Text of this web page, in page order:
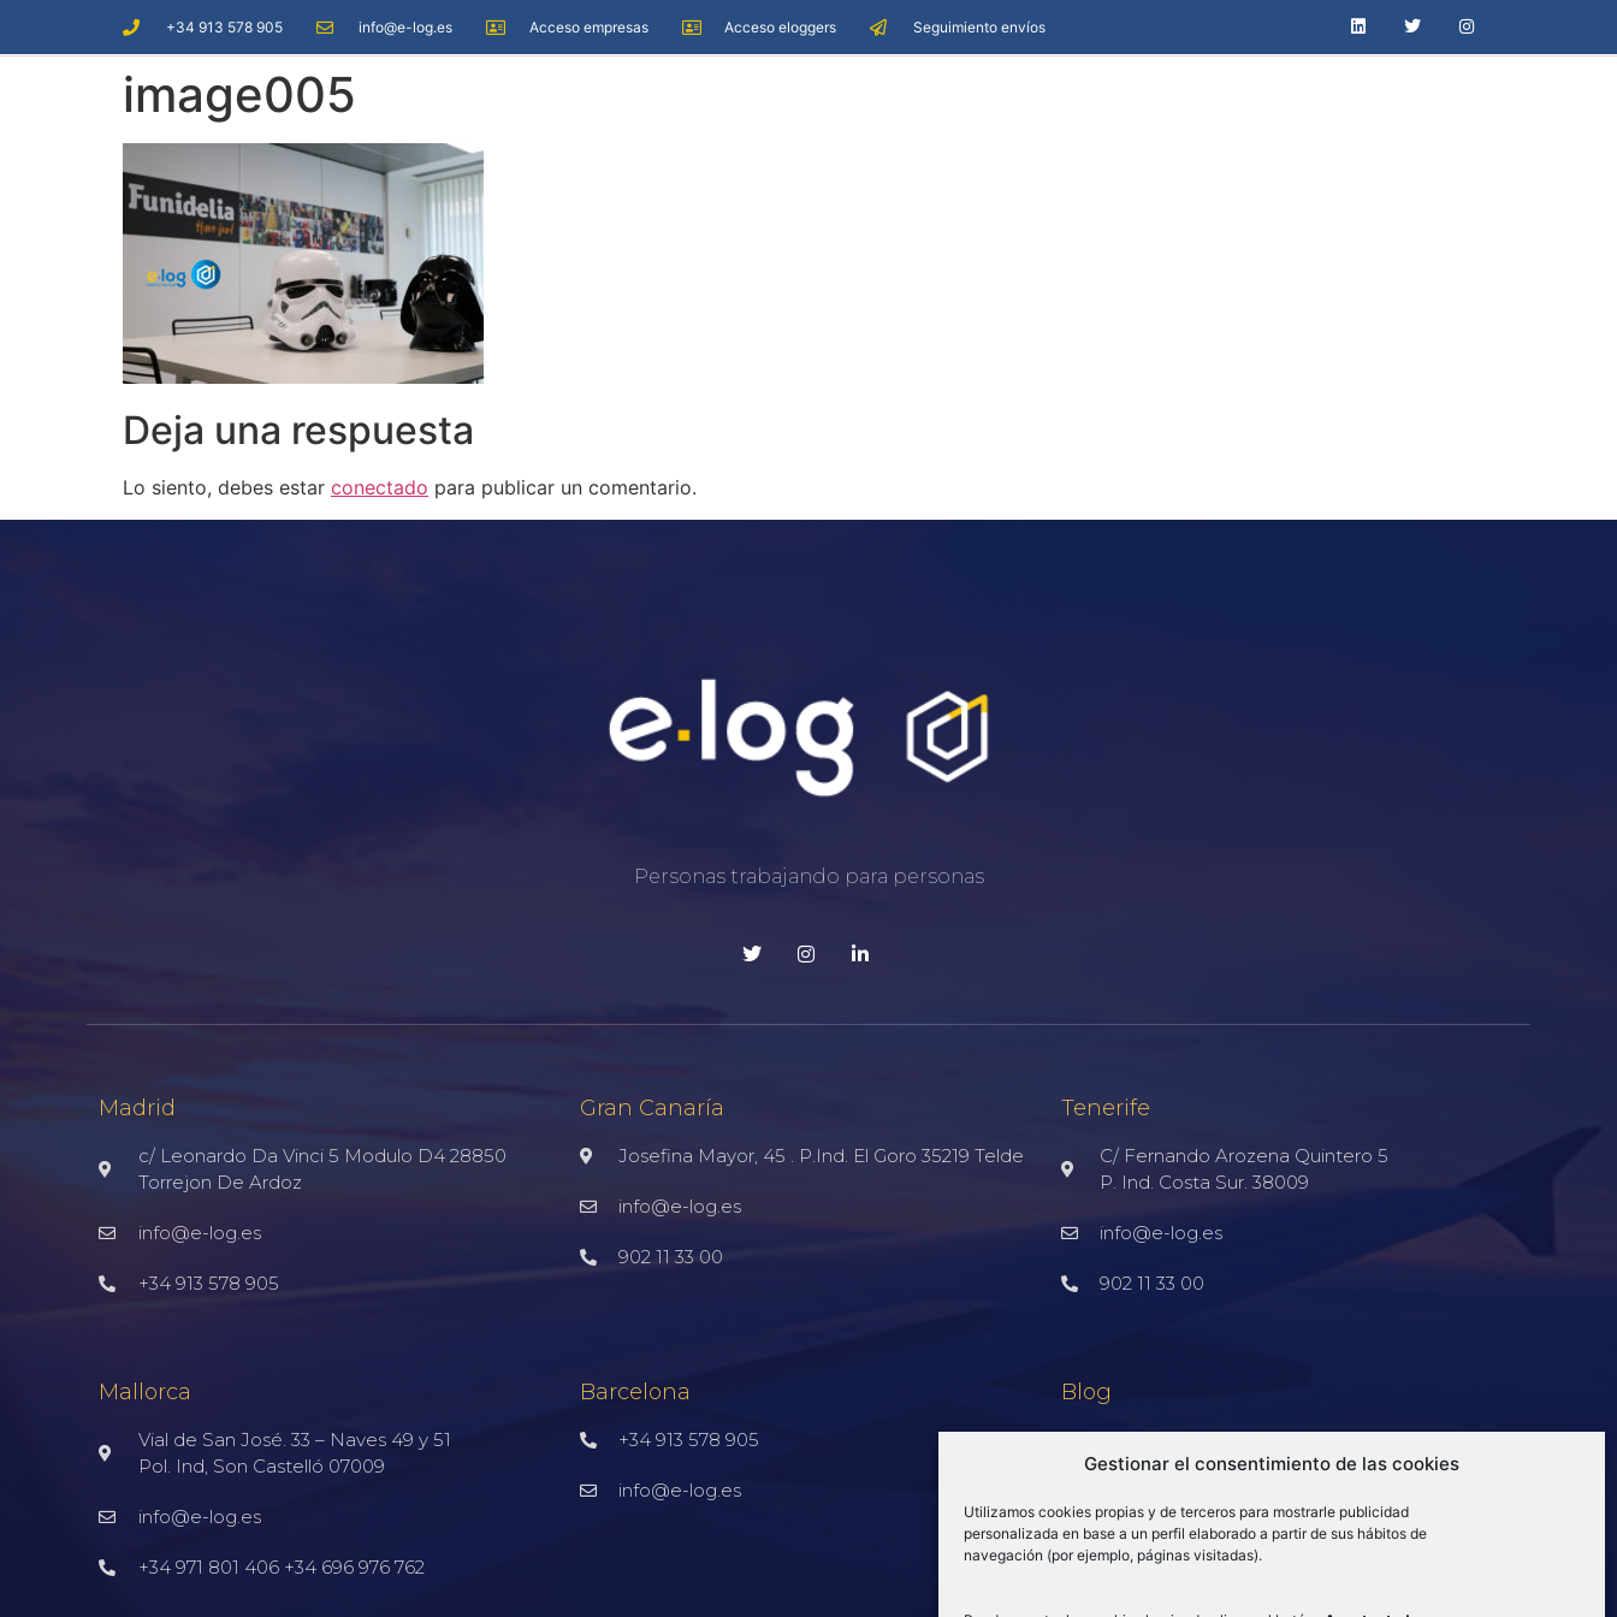
Gestionar el consentimiento de las cookies
Utilizamos cookies propias y de terceros para mostrarle publicidad
personalizada en base a un perfil elaborado a partir de sus hábitos de
navegación (por ejemplo, páginas visitadas).
+34 913 578 905 info@e-log.es Acceso empresas Acceso eloggers Seguimiento envíos
image005
Deja una respuesta
Lo siento, debes estar conectado para publicar un comentario.
Personas trabajando para personas
Madrid
c/ Leonardo Da Vinci 5 Modulo D4 28850
Torrejon De Ardoz
info@e-log.es
+34 913 578 905
Gran Canaría
Josefina Mayor, 45 . P.Ind. El Goro 35219 Telde
info@e-log.es
902 11 33 00
Tenerife
C/ Fernando Arozena Quintero 5
P. Ind. Costa Sur. 38009
info@e-log.es
902 11 33 00
Mallorca
Vial de San José. 33 – Naves 49 y 51
Pol. Ind, Son Castelló 07009
info@e-log.es
+34 971 801 406 +34 696 976 762
Barcelona
+34 913 578 905
info@e-log.es
Blog